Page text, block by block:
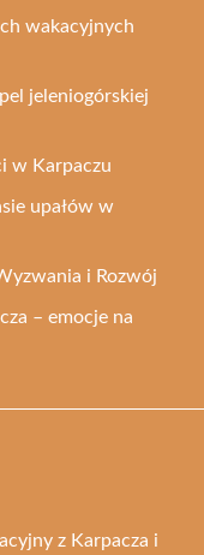
wakacyjnych
jeleniogórskiej
w Karpaczu
upałów w
i Rozwój
– emocje na
z Karpacza i